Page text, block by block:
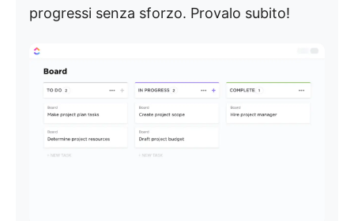
progressi senza sforzo. Provalo subito!